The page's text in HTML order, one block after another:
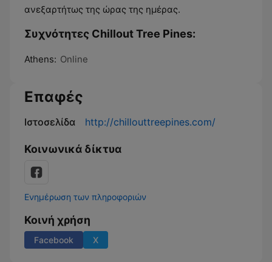
ανεξαρτήτως της ώρας της ημέρας.
Συχνότητες Chillout Tree Pines:
Athens: Online
Επαφές
Ιστοσελίδα http://chillouttreepines.com/
Κοινωνικά δίκτυα
Ενημέρωση των πληροφοριών
Κοινή χρήση
Facebook X